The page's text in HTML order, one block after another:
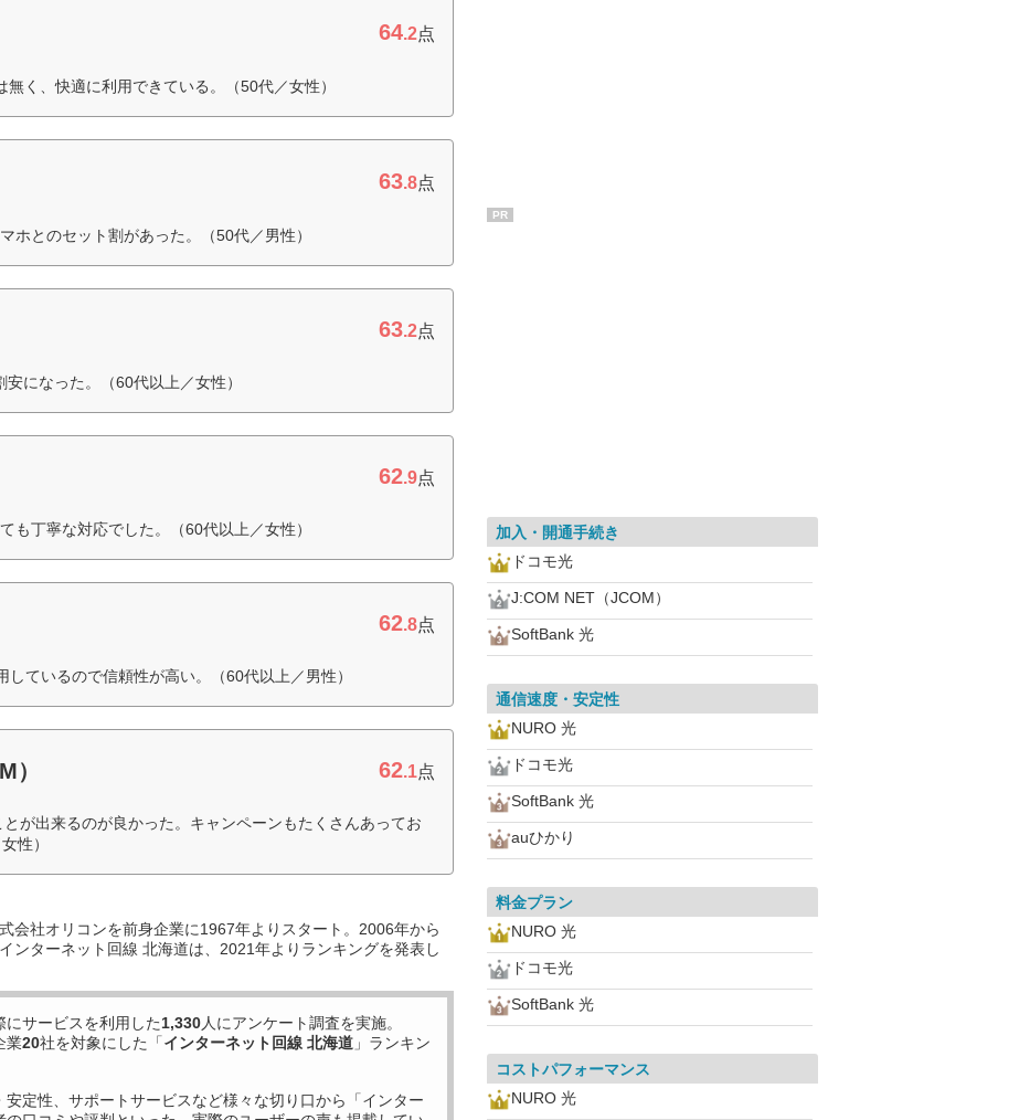
64.2点
く、快適に利用できている。（50代／女性）
63.8点
ホとのセット割があった。（50代／男性）
63.2点
になった。（60代以上／女性）
62.9点
も丁寧な対応でした。（60代以上／女性）
62.8点
ているので信頼性が高い。（60代以上／男性）
） 62.1点
が出来るのが良かった。キャンペーンもたくさんあってお
性）
会社オリコンを前身企業に1967年よりスタート。2006年から
ンターネット回線 北海道は、2021年よりランキングを発表し
サービスを利用した1,330人にアンケート調査を実施。
業20社を対象にした「インターネット回線 北海道 」ランキン
定性、サポートサービスなど様々な切り口から「インター
PR
加入・開通手続き
ドコモ光
J:COM NET（JCOM）
SoftBank 光
通信速度・安定性
NURO 光
ドコモ光
SoftBank 光
auひかり
料金プラン
NURO 光
ドコモ光
SoftBank 光
コストパフォーマンス
NURO 光